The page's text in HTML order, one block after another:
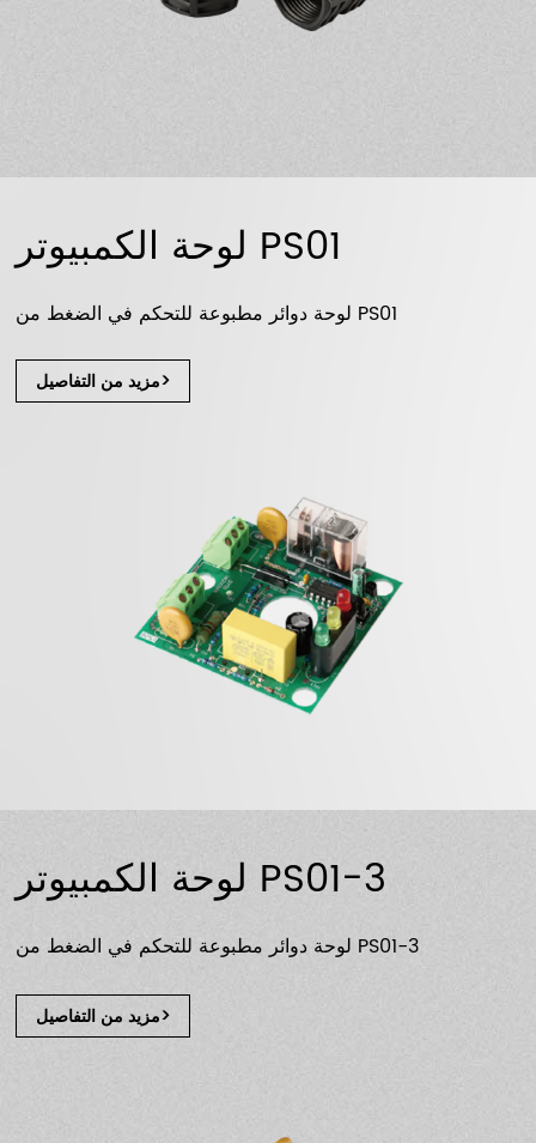
لوحة الكمبيوتر PS01
لوحة دوائر مطبوعة للتحكم في الضغط من PS01
مزيد من التفاصيل>
لوحة الكمبيوتر PS01-3
لوحة دوائر مطبوعة للتحكم في الضغط من PS01-3
مزيد من التفاصيل>